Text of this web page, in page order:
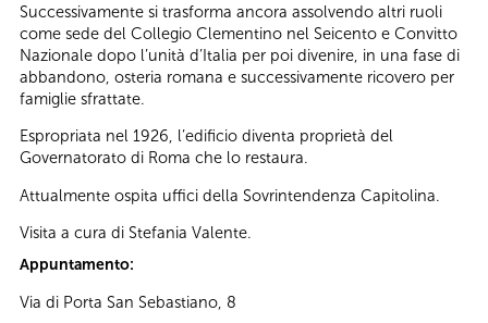
Successivamente si trasforma ancora assolvendo altri ruoli
come sede del Collegio Clementino nel Seicento e Convitto
Nazionale dopo l’unità d’Italia per poi divenire, in una fase di
abbandono, osteria romana e successivamente ricovero per
famiglie sfrattate.
Espropriata nel 1926, l’edificio diventa proprietà del
Governatorato di Roma che lo restaura.
Attualmente ospita uffici della Sovrintendenza Capitolina.
Visita a cura di Stefania Valente.
Appuntamento:
Via di Porta San Sebastiano, 8